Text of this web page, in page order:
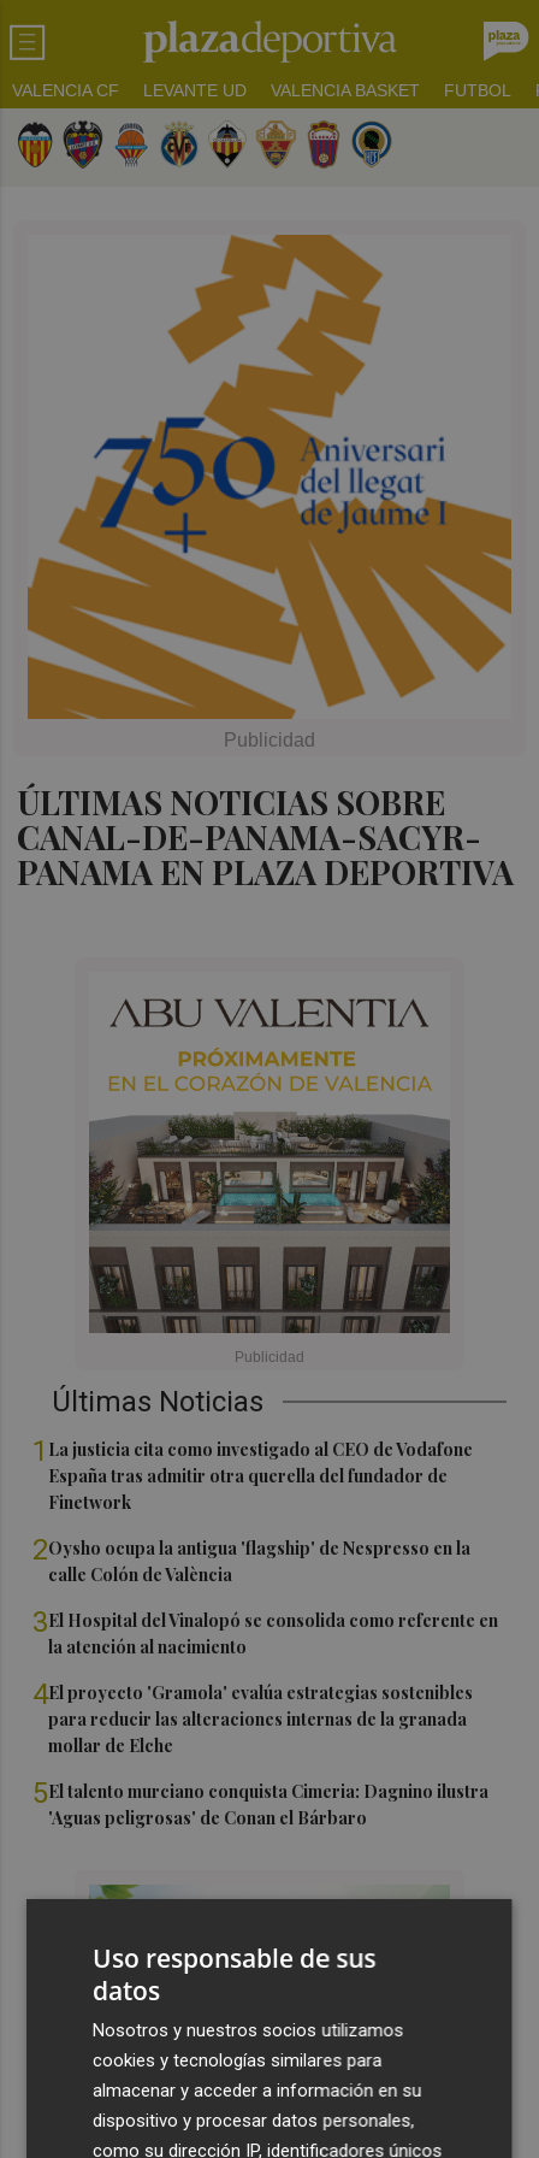
VALENCIA CF LEVANTE UD VALENCIA BASKET FUTBOL
ÚLTIMAS NOTICIAS SOBRE
CANAL-DE-PANAMA-SACYR-
PANAMA EN PLAZA DEPORTIVA
Últimas Noticias
1 La justicia cita como investigado al CEO de Vodafone
España tras admitir otra querella del fundador de
Finetwork
2Oysho ocupa la antigua 'flagship' de Nespresso en la
calle Colón de València
3El Hospital del Vinalopó se consolida como referente en
la atención al nacimiento
4El proyecto 'Gramola' evalúa estrategias sostenibles
para reducir las alteraciones internas de la granada
mollar de Elche
5El talento murciano conquista Cimeria: Dagnino ilustra
'Aguas peligrosas' de Conan el Bárbaro
Uso responsable de sus
datos
Nosotros y nuestros socios utilizamos
cookies y tecnologías similares para
almacenar y acceder a información en su
dispositivo y procesar datos personales,
como su dirección IP, identificadores únicos